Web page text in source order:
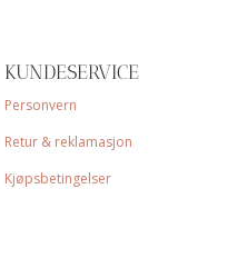
KUNDESERVICE
Personvern
Retur & reklamasjon
Kjøpsbetingelser